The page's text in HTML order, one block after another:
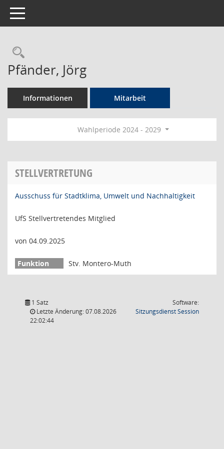
Toggle navigation
Rechercheauswahl
Pfänder, Jörg
Informationen Mitarbeit
Wahlperiode 2024 - 2029
STELLVERTRETUNG
Ausschuss für Stadtklima, Umwelt und Nachhaltigkeit
UfS Stellvertretendes Mitglied
von 04.09.2025
Stv. Montero-Muth
1 Satz
Letzte Änderung: 07.08.2026
22:02:44
Software:
SitzungsdienstSession(Wird in